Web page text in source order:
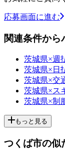
応募画面に進む
関連条件から
茨城県×週
茨城県×日
茨城県×交
茨城県×ス
茨城県×制
もっと見る
つくば市の似